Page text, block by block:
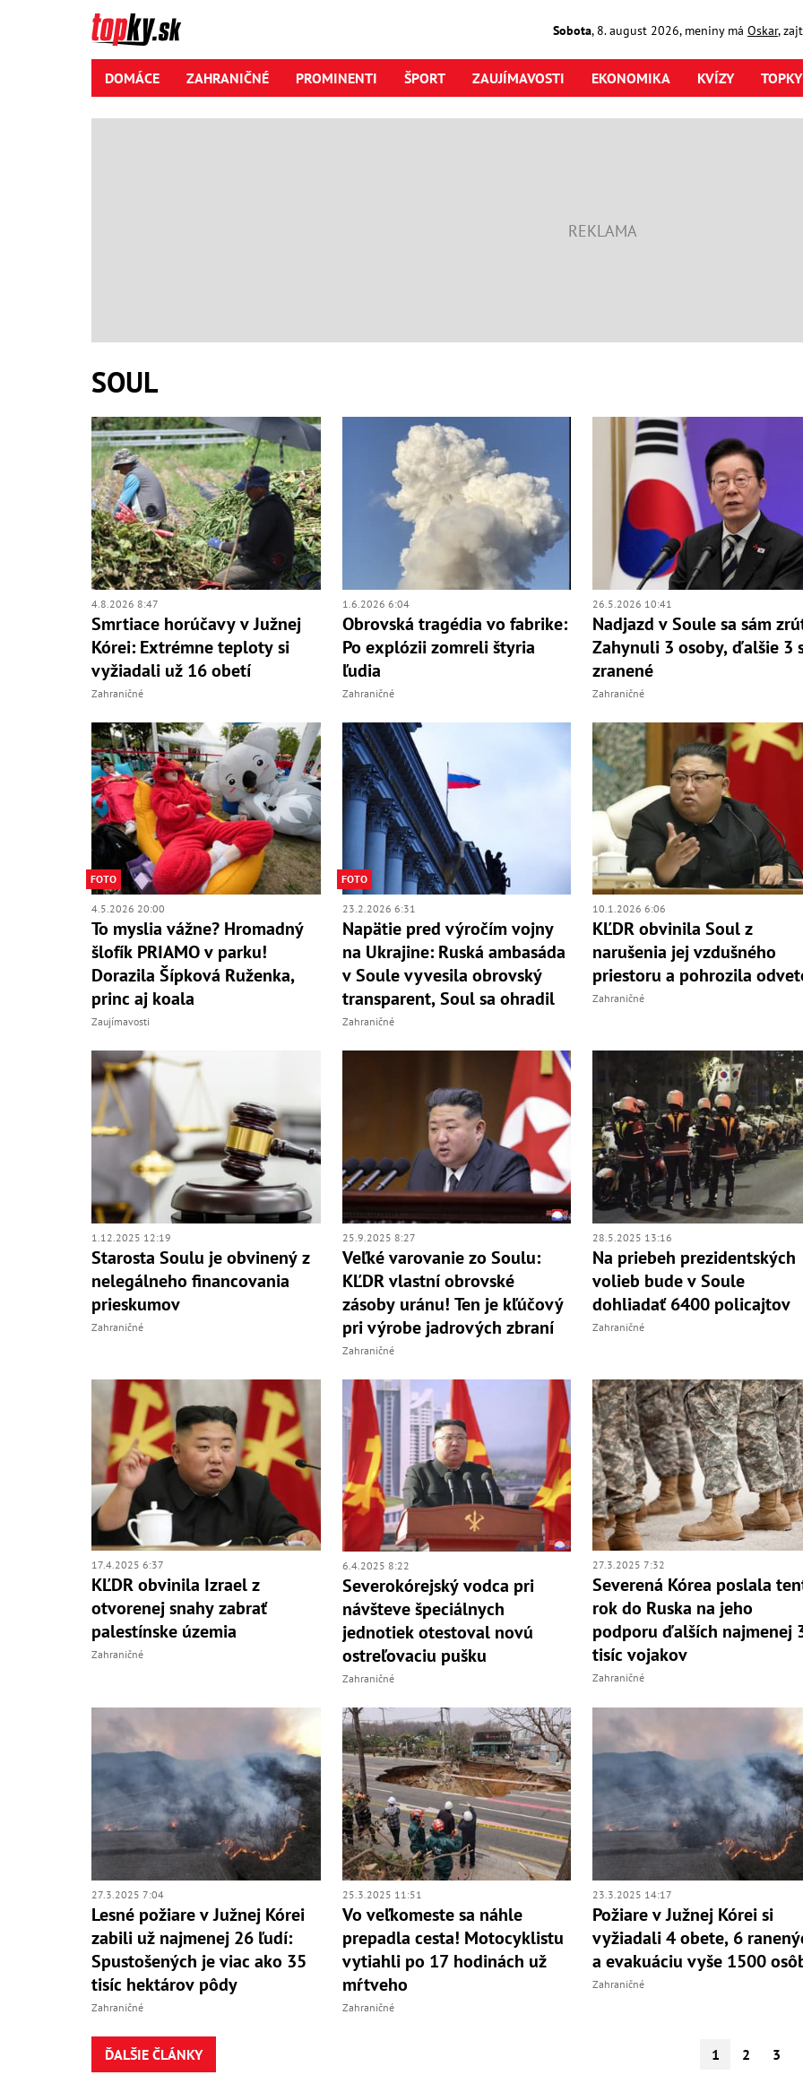
Sobota, 8. august2026, meniny má Oskar,
DOMÁCE ZAHRANIČNÉ PROMINENTI ŠPORT ZAUJÍMAVOSTI EKONOMIKA KVÍZY
SOUL
4.8.2026 8:47
Smrtiace horúčavy v Južnej
Kórei: Extrémne teploty si
vyžiadali už 16 obetí
Zahraničné
1.6.2026 6:04
Obrovská tragédia vo fabrike:
Po explózii zomreli štyria
ľudia
Zahraničné
26.5.2026 10:41
Nadjazd v Soule sa sám
Zahynuli 3 osoby, ďalšie 3
zranené
Zahraničné
FOTO
4.5.2026 20:00
To myslia vážne? Hromadný
šlofík PRIAMO v parku!
Dorazila Šípková Ruženka,
princ aj koala
Zaujímavosti
FOTO
23.2.2026 6:31
Napätie pred výročím vojny
na Ukrajine: Ruská ambasáda
v Soule vyvesila obrovský
transparent, Soul sa ohradil
Zahraničné
10.1.2026 6:06
KĽDR obvinila Soul z
narušenia jej vzdušného
priestoru a pohrozila
Zahraničné
1.12.2025 12:19
Starosta Soulu je obvinený z
nelegálneho financovania
prieskumov
Zahraničné
25.9.2025 8:27
Veľké varovanie zo Soulu:
KĽDR vlastní obrovské
zásoby uránu! Ten je kľúčový
pri výrobe jadrových zbraní
Zahraničné
28.5.2025 13:16
Na priebeh prezidentských
volieb bude v Soule
dohliadať 6400 policajtov
Zahraničné
17.4.2025 6:37
KĽDR obvinila Izrael z
otvorenej snahy zabrať
palestínske územia
Zahraničné
6.4.2025 8:22
Severokórejský vodca pri
návšteve špeciálnych
jednotiek otestoval novú
ostreľovaciu pušku
Zahraničné
27.3.2025 7:32
Severená Kórea poslala
rok do Ruska na jeho
podporu ďalších najmenej
tisíc vojakov
Zahraničné
27.3.2025 7:04
Lesné požiare v Južnej Kórei
zabili už najmenej 26 ľudí:
Spustošených je viac ako 35
tisíc hektárov pôdy
Zahraničné
25.3.2025 11:51
Vo veľkomeste sa náhle
prepadla cesta! Motocyklistu
vytiahli po 17 hodinách už
mŕtveho
Zahraničné
23.3.2025 14:17
Požiare v Južnej Kórei si
vyžiadali 4 obete, 6
a evakuáciu vyše 1500
Zahraničné
ĎALŠIE ČLÁNKY 1 2 3